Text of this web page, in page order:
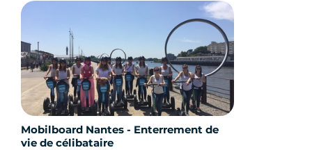
Mobilboard Nantes - Enterrement de
vie de célibataire